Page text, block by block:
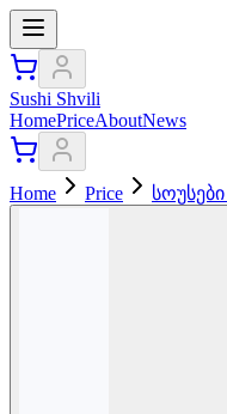
Sushi Shvili
HomePriceAboutNews
Home Price